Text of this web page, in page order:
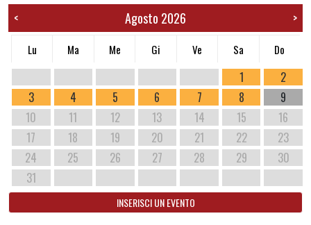
< Agosto 2026 >
Lu Ma Me Gi Ve Sa Do
1
2
3
4 5 6 7 8
9
10
11 12 13 14 15
16
17
18 19 20 21 22
23
24
25 26 27 28 29
30
31
INSERISCI UN EVENTO